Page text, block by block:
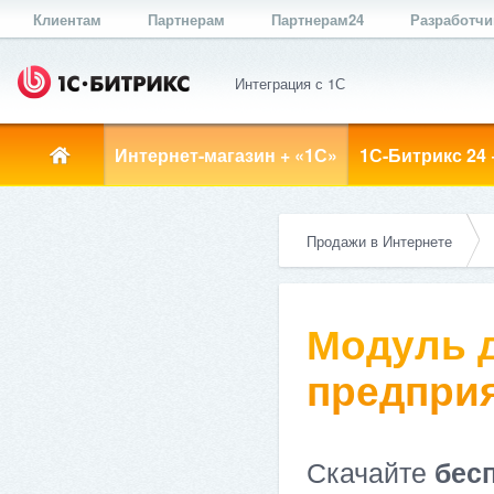
Клиентам Партнерам Партнерам24
Интеграция с 1С
Интернет-магазин + «1С» 1С-Битрикс 24
Продажи в Интернете
Модуль
Скачайте